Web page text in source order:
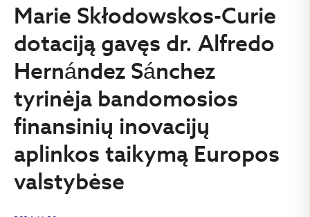
Marie Skłodowskos-Curie
dotaciją gavęs dr. Alfredo
Hernández Sánchez
tyrinėja bandomosios
finansinių inovacijų
aplinkos taikymą Europos
valstybėse